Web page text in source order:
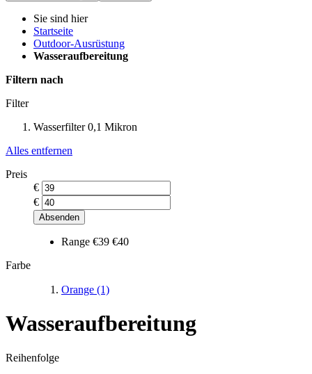
Sie sind hier
Startseite
Outdoor-Ausrüstung
Wasseraufbereitung
Filtern nach
Filter
Wasserfilter 0,1 Mikron
Alles entfernen
Preis
€
€
Absenden
Range €39 €40
Farbe
Orange (1)
Wasseraufbereitung
Reihenfolge